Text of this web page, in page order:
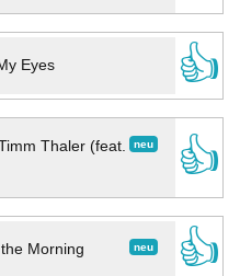
Eyes
👍
neu
Thaler (feat.
👍
neu
Morning
👍